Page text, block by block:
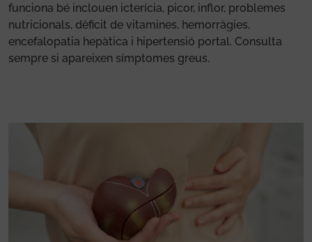
funciona bé inclouen icterícia, picor, inflor, problemes
nutricionals, dèficit de vitamines, hemorràgies,
encefalopatia hepàtica i hipertensió portal. Consulta
sempre si apareixen símptomes greus.